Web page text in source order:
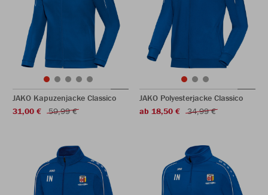
JAKO Kapuzenjacke Classico
31,00 €
59,99 €
JAKO Polyesterjacke Classico
ab 18,50 €
34,99 €